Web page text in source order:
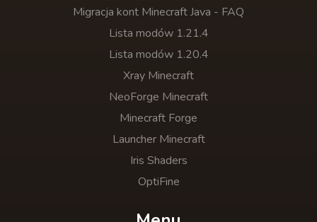
Migracja kont Minecraft Java - FAQ
Lista modów 1.21.4
Lista modów 1.20.4
Xray Minecraft
NeoForge Minecraft
Minecraft Forge
Launcher Minecraft
Iris Shaders
OptiFine